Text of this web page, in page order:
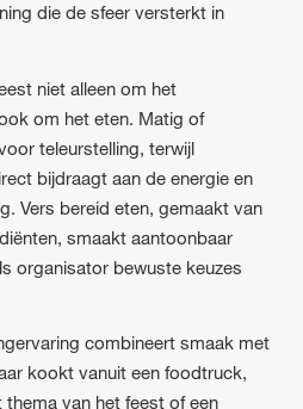
die de sfeer versterkt in
niet alleen om het
om het eten. Matig of
teleurstelling, terwijl
bijdraagt aan de energie en
Vers bereid eten, gemaakt van
smaakt aantoonbaar
organisator bewuste keuzes
combineert smaak met
kookt vanuit een foodtruck,
van het feest of een